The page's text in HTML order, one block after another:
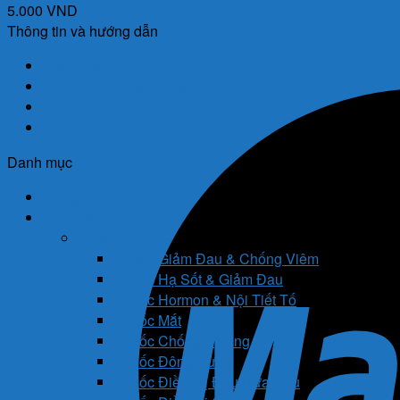
5.000 VND
Thông tin và hướng dẫn
Danh mục
Thuốc Giảm Đau & Chống Viêm
Thuốc Hạ Sốt & Giảm Đau
Thuốc Hormon & Nội Tiết Tố
Thuốc Mắt
Thuốc Chống Dị Ứng
Thuốc Đông Dược
Thuốc Điều Trị Đau Nửa Đầu